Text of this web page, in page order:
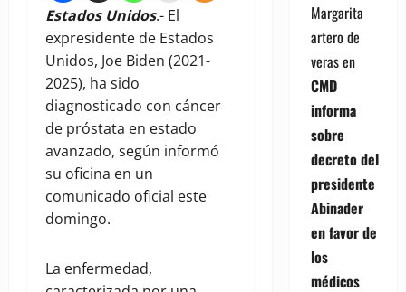
Estados Unidos.- El
expresidente de Estados
Unidos, Joe Biden (2021-
2025), ha sido
diagnosticado con cáncer
de próstata en estado
avanzado, según informó
su oficina en un
comunicado oficial este
domingo.
La enfermedad,
Margarita
artero de
verasen
CMD
informa
sobre
decreto del
presidente
Abinader
en favor de
los
médicos